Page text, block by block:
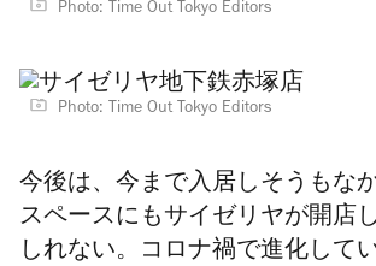
Photo: Time Out Tokyo Editors
Photo: Time Out Tokyo Editors
今後は、今まで入居しそうもな
スペースにもサイゼリヤが開店
しれない。コロナ禍で進化して